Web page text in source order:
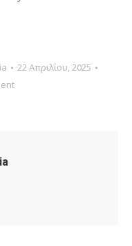
22 Απριλίου, 2025